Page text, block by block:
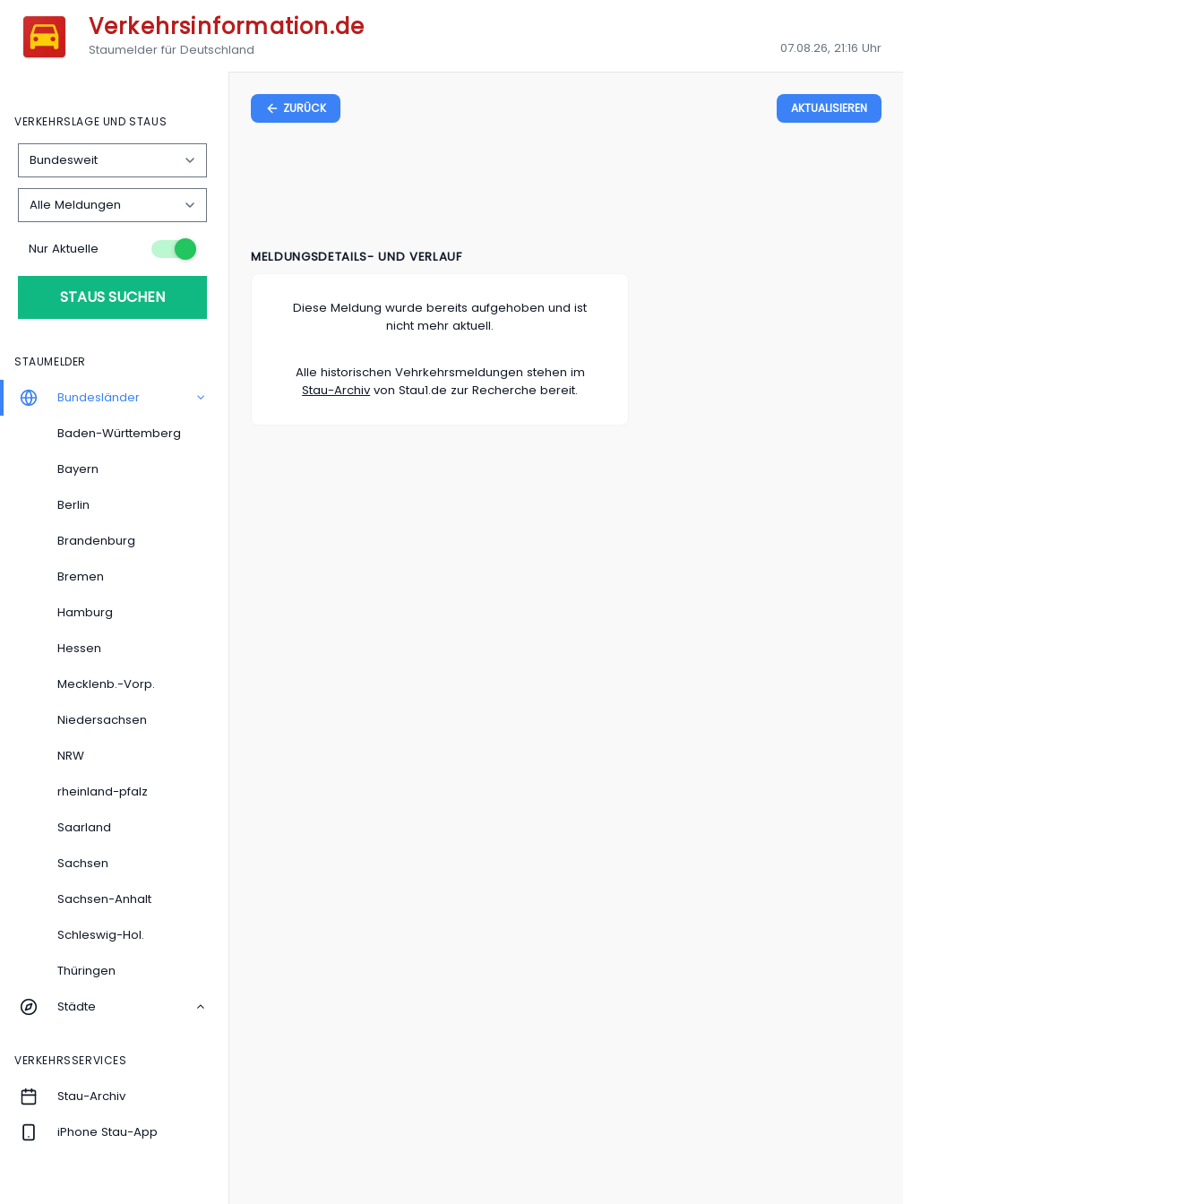
Verkehrsinformation.de
Staumelder für Deutschland 07.08.26, 21:16 Uhr
VERKEHRSLAGE UND STAUS
Nur Aktuelle
STAUS SUCHEN
STAUMELDER
Bundesländer
Baden-Württemberg
Bayern
Berlin
Brandenburg
Bremen
Hamburg
Hessen
Mecklenb.-Vorp.
Niedersachsen
NRW
rheinland-pfalz
Saarland
Sachsen
Sachsen-Anhalt
Schleswig-Hol.
Thüringen
Städte
VERKEHRSSERVICES
Stau-Archiv
iPhone Stau-App
ZURÜCK AKTUALISIEREN
MELDUNGSDETAILS- UND VERLAUF
Diese Meldung wurde bereits aufgehoben und ist
nicht mehr aktuell.
Alle historischen Vehrkehrsmeldungen stehen im
Stau-Archiv von Stau1.de zur Recherche bereit.